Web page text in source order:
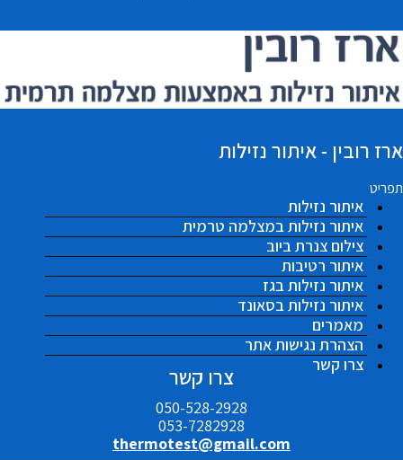
ארז רובין - איתור נזילות
תפריט
איתור נזילות
איתור נזילות במצלמה טרמית
צילום צנרת ביוב
איתור רטיבות
איתור נזילות בגז
איתור נזילות בסאונד
מאמרים
הצהרת נגישות אתר
צרו קשר
צרו קשר
050-528-2928
053-7282928
thermotest@gmail.com